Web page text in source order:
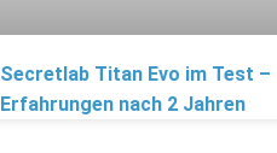
Secretlab Titan Evo im Test –
Erfahrungen nach 2 Jahren